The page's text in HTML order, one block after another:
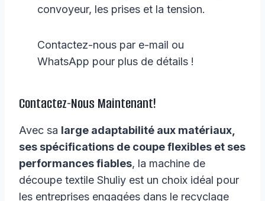
convoyeur, les prises et la tension.
Contactez-nous par e-mail ou
WhatsApp pour plus de détails !
Contactez-Nous Maintenant!
Avec sa large adaptabilité aux matériaux,
ses spécifications de coupe flexibles et ses
performances fiables, la machine de
découpe textile Shuliy est un choix idéal pour
les entreprises engagées dans le recyclage